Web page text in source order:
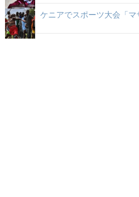
ケニアでスポーツ大会「マ